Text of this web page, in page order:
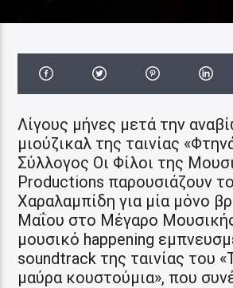
Λίγους μήνες μετά την
μιούζικαλ της ταινίας
Σύλλογος Οι Φίλοι της
Productions παρουσιάζουν
Χαραλαμπίδη για μία μόνο
Μαΐου στο Μέγαρο
μουσικό happening
soundtrack της ταινίας του
μαύρα κουστούμια», που